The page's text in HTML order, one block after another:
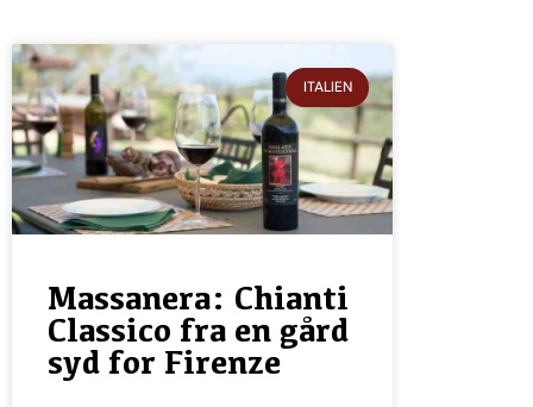
ITALIEN
Massanera: Chianti
Classico fra en gård
syd for Firenze